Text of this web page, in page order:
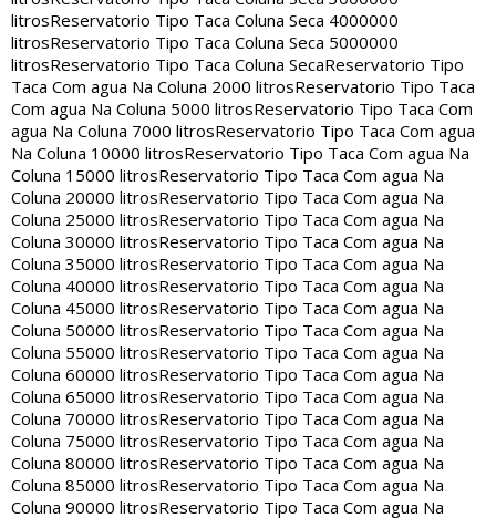
litrosReservatorio Tipo Taca Coluna Seca 4000000
litrosReservatorio Tipo Taca Coluna Seca 5000000
litrosReservatorio Tipo Taca Coluna SecaReservatorio Tipo
Taca Com agua Na Coluna 2000 litrosReservatorio Tipo Taca
Com agua Na Coluna 5000 litrosReservatorio Tipo Taca Com
agua Na Coluna 7000 litrosReservatorio Tipo Taca Com agua
Na Coluna 10000 litrosReservatorio Tipo Taca Com agua Na
Coluna 15000 litrosReservatorio Tipo Taca Com agua Na
Coluna 20000 litrosReservatorio Tipo Taca Com agua Na
Coluna 25000 litrosReservatorio Tipo Taca Com agua Na
Coluna 30000 litrosReservatorio Tipo Taca Com agua Na
Coluna 35000 litrosReservatorio Tipo Taca Com agua Na
Coluna 40000 litrosReservatorio Tipo Taca Com agua Na
Coluna 45000 litrosReservatorio Tipo Taca Com agua Na
Coluna 50000 litrosReservatorio Tipo Taca Com agua Na
Coluna 55000 litrosReservatorio Tipo Taca Com agua Na
Coluna 60000 litrosReservatorio Tipo Taca Com agua Na
Coluna 65000 litrosReservatorio Tipo Taca Com agua Na
Coluna 70000 litrosReservatorio Tipo Taca Com agua Na
Coluna 75000 litrosReservatorio Tipo Taca Com agua Na
Coluna 80000 litrosReservatorio Tipo Taca Com agua Na
Coluna 85000 litrosReservatorio Tipo Taca Com agua Na
Coluna 90000 litrosReservatorio Tipo Taca Com agua Na